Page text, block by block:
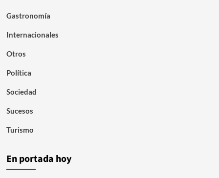
Gastronomía
Internacionales
Otros
Política
Sociedad
Sucesos
Turismo
En portada hoy